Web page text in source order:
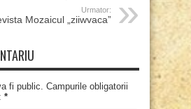
Urmator:
Mozaicul „ziiwvaca”
fi public. Campurile obligatorii
*